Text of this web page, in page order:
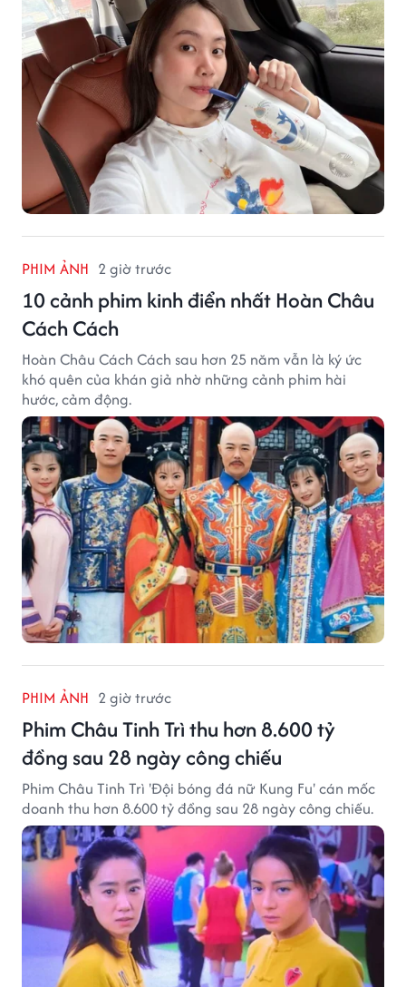
PHIM ẢNH 2 giờ trước
10 cảnh phim kinh điển nhất Hoàn Châu
Cách Cách
Hoàn Châu Cách Cách sau hơn 25 năm vẫn là ký ức
khó quên của khán giả nhờ những cảnh phim hài
hước, cảm động.
PHIM ẢNH 2 giờ trước
Phim Châu Tinh Trì thu hơn 8.600 tỷ
đồng sau 28 ngày công chiếu
Phim Châu Tinh Trì 'Đội bóng đá nữ Kung Fu' cán mốc
doanh thu hơn 8.600 tỷ đồng sau 28 ngày công chiếu.